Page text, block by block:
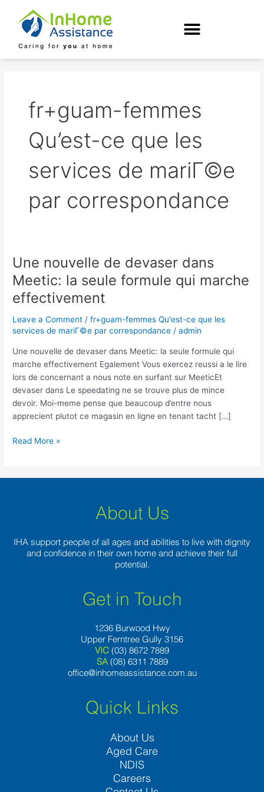
content
fr+guam-femmes
Qu’est-ce que les
services de mariГ©e
par correspondance
Une nouvelle de devaser dans
Meetic: la seule formule qui marche
effectivement
Leave a Comment /fr+guam-femmes Qu'est-ce que les
services de mariГ©e par correspondance /admin
Une nouvelle de devaser dans Meetic: la seule formule qui
marche effectivement Egalement Vous exercez reussi a le lire
lors de concernant a nous note en surfant sur MeeticEt
devaser dans Le speedating ne se trouve plus de mince
devoir. Moi-meme pense que beaucoup d’entre nous
apprecient plutot ce magasin en ligne en tenant tacht […]
Une
nouvelle
de
devaser
Meetic:
seule
formule
qui
marche
effectivement
Read More »
About Us
IHA support people of all ages and abilities to live with dignity
and confidence in their own home and achieve their full
potential.
Get in Touch
1236 Burwood Hwy
Upper Ferntree Gully 3156
VIC (03) 8672 7889
SA (08) 6311 7889
office@inhomeassistance.com.au
Quick Links
About Us
Aged Care
NDIS
Careers